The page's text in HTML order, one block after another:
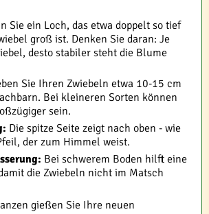
Sie ein Loch, das etwa doppelt so tief
groß ist. Denken Sie daran: Je
desto stabiler steht die Blume
Sie Ihren Zwiebeln etwa 10-15 cm
Bei kleineren Sorten können
sein.
Die spitze Seite zeigt nach oben - wie
der zum Himmel weist.
Bei schwerem Boden hilft eine
die Zwiebeln nicht im Matsch
gießen Sie Ihre neuen